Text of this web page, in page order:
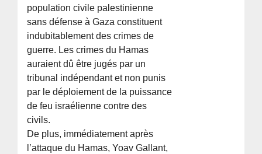
population civile palestinienne
sans défense à Gaza constituent
indubitablement des crimes de
guerre. Les crimes du Hamas
auraient dû être jugés par un
tribunal indépendant et non punis
par le déploiement de la puissance
de feu israélienne contre des
civils.
De plus, immédiatement après
l’attaque du Hamas, Yoav Gallant,